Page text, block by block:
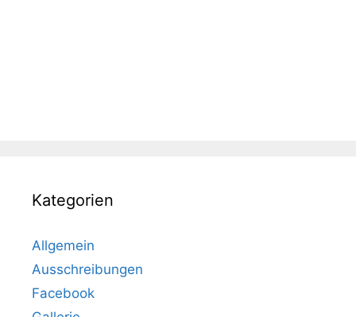
Kategorien
Allgemein
Ausschreibungen
Facebook